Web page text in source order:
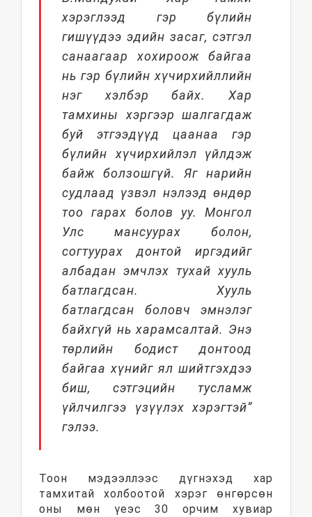
хэрэглээд гэр бүлийн
гишүүдээ эдийн засаг, сэтгэл
санаагаар хохироож байгаа
нь гэр бүлийн хүчирхийллийн
нэг хэлбэр байх. Хар
тамхины хэргээр шалгагдаж
буй этгээдүүд цаанаа гэр
бүлийн хүчирхийлэл үйлдэж
байж болзошгүй. Яг нарийн
судлаад үзвэл нэлээд өндөр
тоо гарах болов уу. Монгол
Улс мансуурах болон,
согтуурах донтой иргэдийг
албадан эмчлэх тухай хууль
батлагдсан. Хууль
батлагдсан боловч эмнэлэг
байхгүй нь харамсалтай. Энэ
төрлийн бодист донтоод
байгаа хүнийг ял шийтгэхдээ
биш, сэтгэцийн тусламж
үйлчилгээ үзүүлэх хэрэгтэй”
гэлээ.
Тоон мэдээллээс дүгнэхэд хар
тамхитай холбоотой хэрэг өнгөрсөн
оны мөн үеэс 30 орчим хувиар